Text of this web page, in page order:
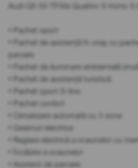
Audi Q5 55 TFSIe Quattro S tronic S
• Pachet sport
• Pachet de asistență în oraș cu
parcare
• Pachet de iluminare ambientală
• Pachet de asistență turistică
• Pachet sport S-line
• Pachet confort
• Climatizare automată cu 3 zone
• Geamuri electrice
• Reglare electrică a scaunelor cu
• Încălzire a scaunelor
• Asistent de parcare